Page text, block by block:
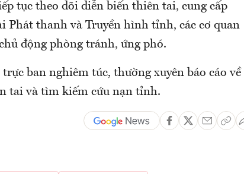
tục theo dõi diễn biến thiên tai, cung cấp
thanh và Truyền hình tỉnh, các cơ quan
động phòng tránh, ứng phó.
ban nghiêm túc, thường xuyên báo cáo về
tai và tìm kiếm cứu nạn tỉnh.